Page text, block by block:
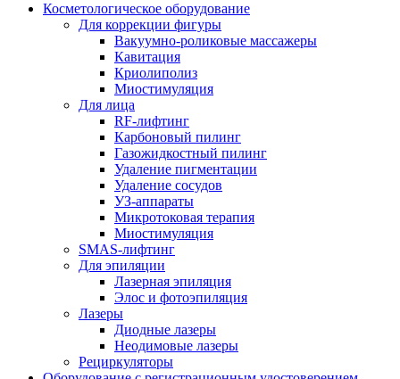
Косметологическое оборудование
Для коррекции фигуры
Вакуумно-роликовые массажеры
Кавитация
Криолиполиз
Миостимуляция
Для лица
RF-лифтинг
Карбоновый пилинг
Газожидкостный пилинг
Удаление пигментации
Удаление сосудов
УЗ-аппараты
Микротоковая терапия
Миостимуляция
SMAS-лифтинг
Для эпиляции
Лазерная эпиляция
Элос и фотоэпиляция
Лазеры
Диодные лазеры
Неодимовые лазеры
Рециркуляторы